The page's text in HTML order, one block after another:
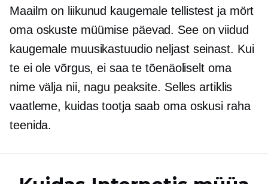
Maailm on liikunud kaugemaletellistest ja mört
oma oskuste müümise päevad. See on viidud
kaugemale muusikastuudio neljast seinast. Kui
te ei ole võrgus, ei saa te tõenäoliselt oma
nime välja nii, nagu peaksite. Selles artiklis
vaatleme, kuidas tootja saab oma oskusi raha
teenida.